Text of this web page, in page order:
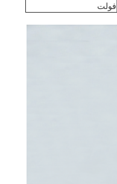
فولت